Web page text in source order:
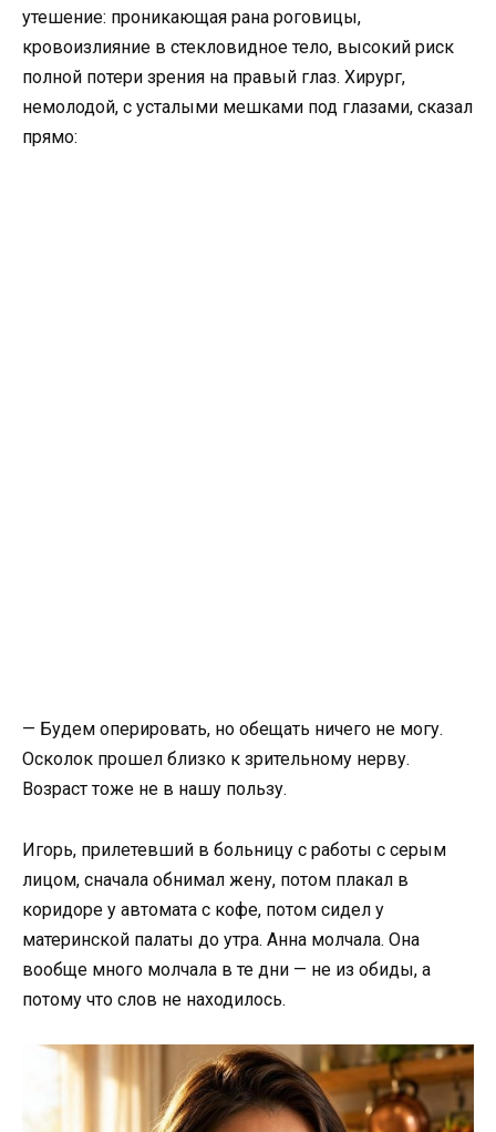
утешение: проникающая рана роговицы,
кровоизлияние в стекловидное тело, высокий риск
полной потери зрения на правый глаз. Хирург,
немолодой, с усталыми мешками под глазами, сказал
прямо:
— Будем оперировать, но обещать ничего не могу.
Осколок прошел близко к зрительному нерву.
Возраст тоже не в нашу пользу.
Игорь, прилетевший в больницу с работы с серым
лицом, сначала обнимал жену, потом плакал в
коридоре у автомата с кофе, потом сидел у
материнской палаты до утра. Анна молчала. Она
вообще много молчала в те дни — не из обиды, а
потому что слов не находилось.